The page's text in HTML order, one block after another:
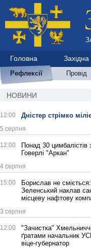
Головна Західна
Рефлексії Провід
НОВИНИ
12:00 Дністер стрімко
5 серпня
12:00
Понад 30 цимбалістів
Говерлі "Аркан"
4 серпня
15:00
Борислав не сміється:
Зеленський наклав
місцеву нафтову
3 серпня
12:00
"Зачистка"
ґратами начальник
віце-губернатор